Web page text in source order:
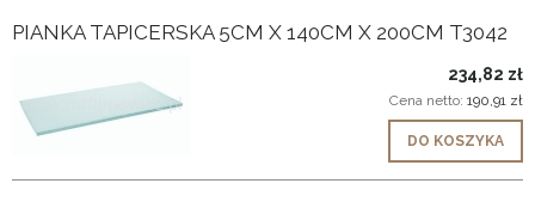
PIANKA TAPICERSKA 5CM X 140CM X 200CM T3042
234,82 zł
Cena netto: 190,91 zł
DO KOSZYKA